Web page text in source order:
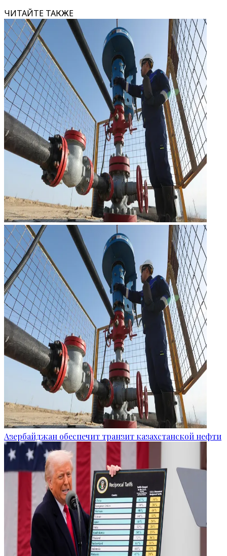
ЧИТАЙТЕ ТАКЖЕ
Азербайджан обеспечит транзит казахстанской нефти